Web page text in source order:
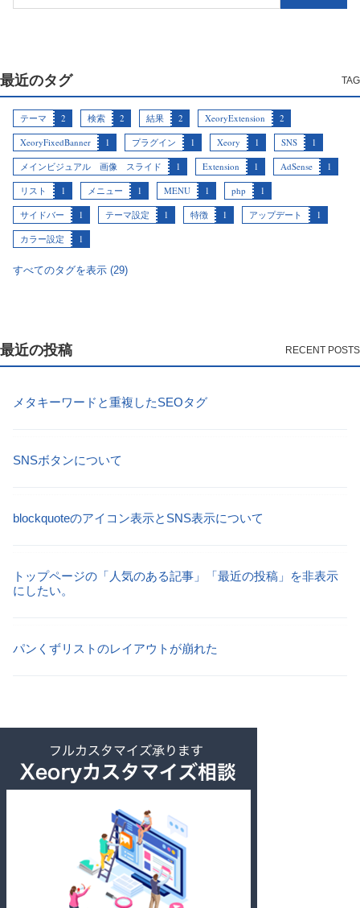
最近のタグ
テーマ 2 検索 2 結果 2 XeoryExtension
2
XeoryFixedBanner
1 プラグイン 1 Xeory 1 SNS
1
メインビジュアル 画像 スライド
1 Extension 1 AdSense
1
リスト
1 メニュー 1 MENU 1 php
1
サイドバー
1 テーマ設定 1 特徴 1 アップデート
1
カラー設定
1
すべてのタグを表示 (29)
最近の投稿
メタキーワードと重複したSEOタグ
SNSボタンについて
blockquoteのアイコン表示とSNS表示について
トップページの「人気のある記事」「最近の投稿」を非表示
にしたい。
パンくずリストのレイアウトが崩れた